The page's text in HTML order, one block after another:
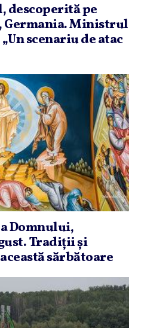
descoperită pe
Ministrul
scenariu de atac
Domnului,
Tradiţii şi
sărbătoare